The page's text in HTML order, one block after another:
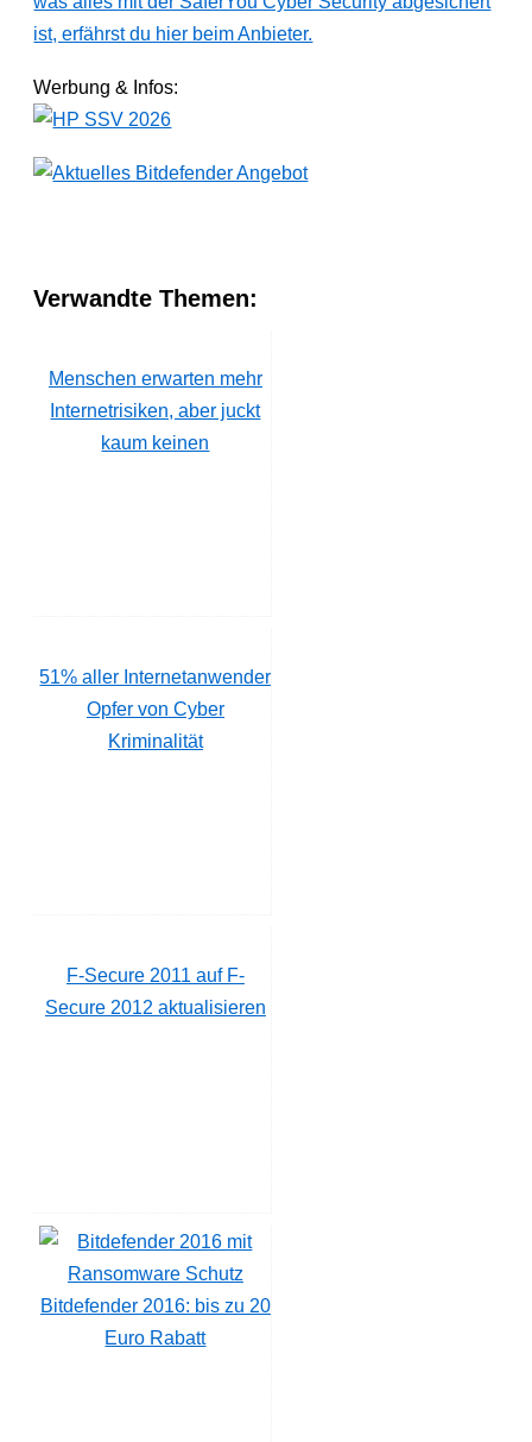
ist, erfährst du hier beim Anbieter.
Werbung & Infos:
Verwandte Themen:
Menschen erwarten mehr
Internetrisiken, aber juckt
kaum keinen
51% aller Internetanwender
Opfer von Cyber
Kriminalität
F-Secure 2011 auf F-
Secure 2012 aktualisieren
Bitdefender 2016: bis zu 20
Euro Rabatt